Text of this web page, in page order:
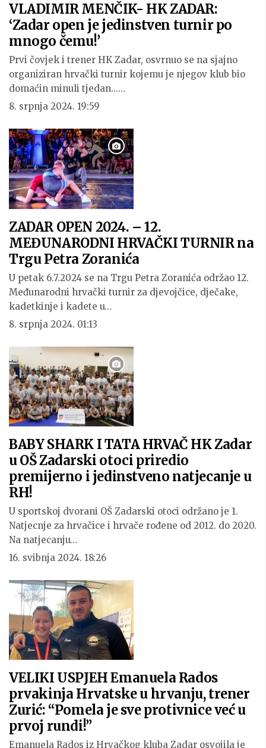
VLADIMIR MENČIK- HK ZADAR:
‘Zadar open je jedinstven turnir po
mnogo čemu!’
Prvi čovjek i trener HK Zadar, osvrnuo se na sjajno
organiziran hrvački turnir kojemu je njegov klub bio
domaćin minuli tjedan...…
8. srpnja 2024. 19:59
ZADAR OPEN 2024. – 12.
MEĐUNARODNI HRVAČKI TURNIR na
Trgu Petra Zoranića
U petak 6.7.2024 se na Trgu Petra Zoranića održao 12.
Međunarodni hrvački turnir za djevojčice, dječake,
kadetkinje i kadete u…
8. srpnja 2024. 01:13
BABY SHARK I TATA HRVAČ HK Zadar
u OŠ Zadarski otoci priredio
premijerno i jedinstveno natjecanje u
RH!
U sportskoj dvorani OŠ Zadarski otoci održano je 1.
Natjecnje za hrvačice i hrvače rođene od 2012. do 2020.
Na natjecanju…
16. svibnja 2024. 18:26
VELIKI USPJEH Emanuela Rados
prvakinja Hrvatske u hrvanju, trener
Zurić: “Pomela je sve protivnice već u
prvoj rundi!”
Emanuela Rados iz Hrvačkog kluba Zadar osvojila je